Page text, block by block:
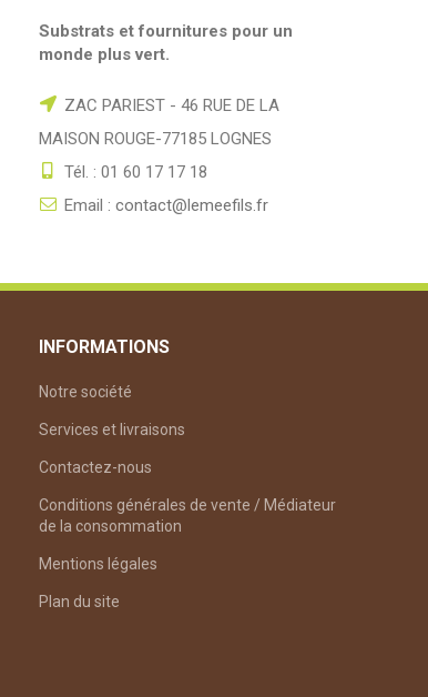
Substrats et fournitures pour un
monde plus vert.
ZAC PARIEST - 46 RUE DE LA
MAISON ROUGE-77185 LOGNES
Tél. : 01 60 17 17 18
Email : contact@lemeefils.fr
INFORMATIONS
Notre société
Services et livraisons
Contactez-nous
Conditions générales de vente / Médiateur
de la consommation
Mentions légales
Plan du site